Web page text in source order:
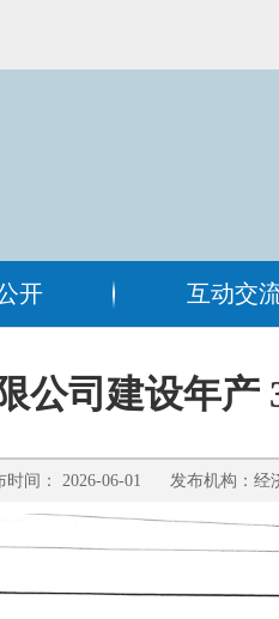
开 互动交
公司建设年产
： 2026-06-01 发布机构：